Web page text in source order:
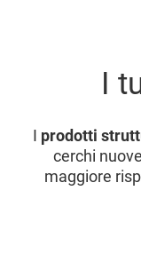
I
I prodotti
cerchi
maggiore